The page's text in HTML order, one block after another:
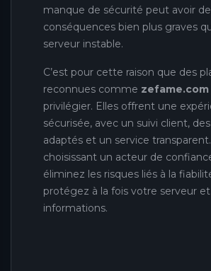
manque de sécurité peut avoir
conséquences bien plus graves
serveur instable.
C’est pour cette raison que des
reconnues comme zefame.com
privilégier. Elles offrent une
sécurisée, avec un suivi client,
adaptés et un service
choisissant un acteur de
éliminez les risques liés à la
protégez à la fois votre serveur
informations.